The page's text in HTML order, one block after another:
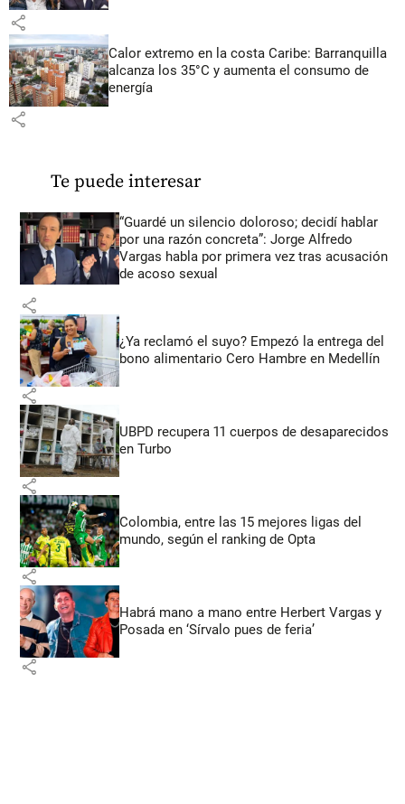
share
Calor extremo en la costa Caribe: Barranquilla
alcanza los 35°C y aumenta el consumo de
energía
share
Te puede interesar
“Guardé un silencio doloroso; decidí hablar
por una razón concreta”: Jorge Alfredo
Vargas habla por primera vez tras acusación
de acoso sexual
share
¿Ya reclamó el suyo? Empezó la entrega del
bono alimentario Cero Hambre en Medellín
share
UBPD recupera 11 cuerpos de desaparecidos
en Turbo
share
Colombia, entre las 15 mejores ligas del
mundo, según el ranking de Opta
share
Habrá mano a mano entre Herbert Vargas y
Posada en ‘Sírvalo pues de feria’
share